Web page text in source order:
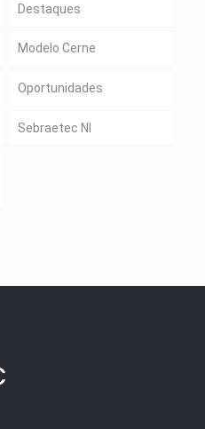
Destaques
Modelo Cerne
Oportunidades
Sebraetec NI